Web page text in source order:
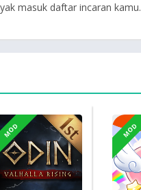
masuk daftar incaran kamu.
MOD MOD